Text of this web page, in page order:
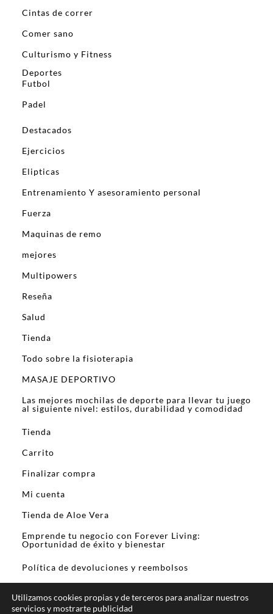
Cintas de correr
Comer sano
Culturismo y Fitness
Deportes
Futbol
Padel
Destacados
Ejercicios
Elipticas
Entrenamiento Y asesoramiento personal
Fuerza
Maquinas de remo
mejores
Multipowers
Reseña
Salud
Tienda
Todo sobre la fisioterapia
MASAJE DEPORTIVO
Las mejores mochilas de deporte para llevar tu juego
al siguiente nivel: estilos, durabilidad y comodidad
Tienda
Carrito
Finalizar compra
Mi cuenta
Tienda de Aloe Vera
Emprende tu negocio con Forever Living:
Oportunidad de éxito y bienestar
Política de devoluciones y reembolsos
Utilizamos cookies propias y de terceros para analizar nuestros
servicios y mostrarte publicidad